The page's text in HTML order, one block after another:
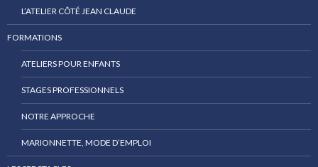
L’ATELIER CÔTÉ JEAN CLAUDE
FORMATIONS
ATELIERS POUR ENFANTS
STAGES PROFESSIONNELS
NOTRE APPROCHE
MARIONNETTE, MODE D’EMPLOI